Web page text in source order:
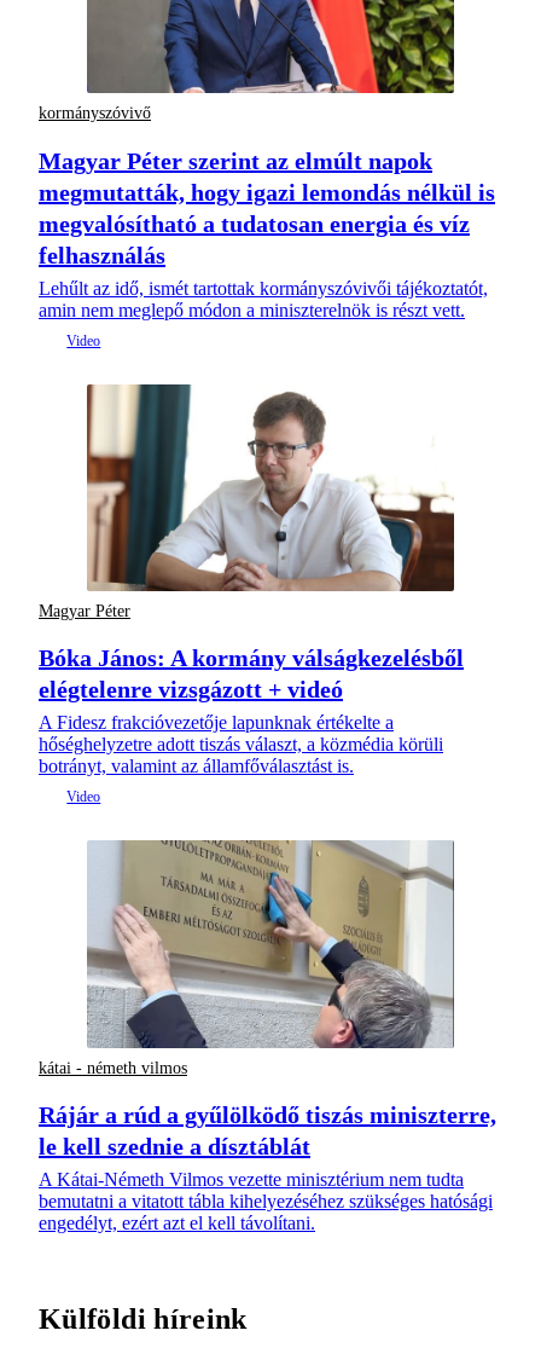
kormányszóvivő
Magyar Péter szerint az elmúlt napok
megmutatták, hogy igazi lemondás nélkül is
megvalósítható a tudatosan energia és víz
felhasználás
Lehűlt az idő, ismét tartottak kormányszóvivői tájékoztatót,
amin nem meglepő módon a miniszterelnök is részt vett.
Magyar Péter
Bóka János: A kormány válságkezelésből
elégtelenre vizsgázott + videó
A Fidesz frakcióvezetője lapunknak értékelte a
hőséghelyzetre adott tiszás választ, a közmédia körüli
botrányt, valamint az államfőválasztást is.
kátai - németh vilmos
Rájár a rúd a gyűlölködő tiszás miniszterre,
le kell szednie a dísztáblát
A Kátai-Németh Vilmos vezette minisztérium nem tudta
bemutatni a vitatott tábla kihelyezéséhez szükséges hatósági
engedélyt, ezért azt el kell távolítani.
Külföldi híreink